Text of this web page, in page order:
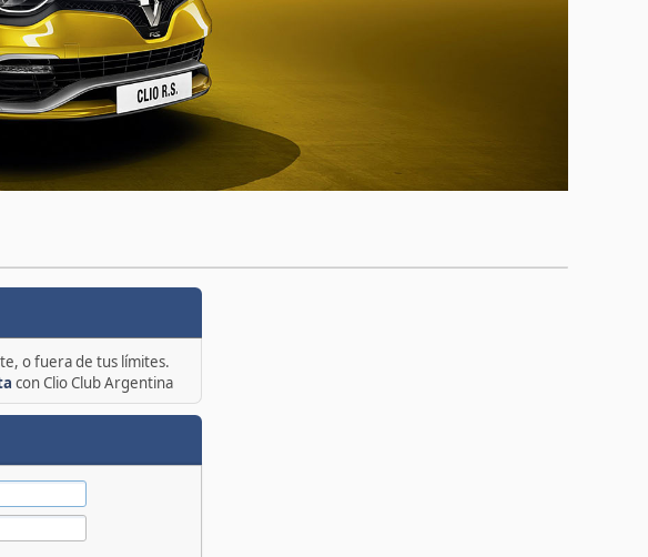
o fuera de tus límites.
con Clio Club Argentina